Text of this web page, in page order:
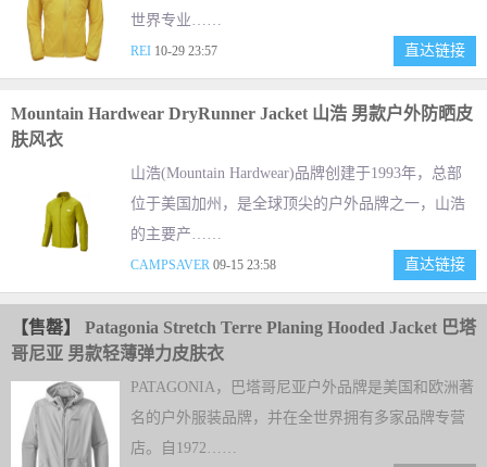
世界专业……
REI 10-29 23:57 直达链接
Mountain Hardwear DryRunner Jacket 山浩 男款户外防晒皮
肤风衣
山浩(Mountain Hardwear)品牌创建于1993年，总部
位于美国加州，是全球顶尖的户外品牌之一，山浩
的主要产……
CAMPSAVER 09-15 23:58 直达链接
【售罄】 Patagonia Stretch Terre Planing Hooded Jacket 巴塔
哥尼亚 男款轻薄弹力皮肤衣
PATAGONIA，巴塔哥尼亚户外品牌是美国和欧洲著
名的户外服装品牌，并在全世界拥有多家品牌专营
店。自1972……